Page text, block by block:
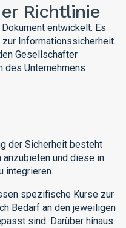
Richtlinie
entwickelt. Es
Informationssicherheit.
Gesellschafter
des Unternehmens
der Sicherheit besteht
anzubieten und diese in
integrieren.
spezifische Kurse zur
Bedarf an den jeweiligen
sind. Darüber hinaus